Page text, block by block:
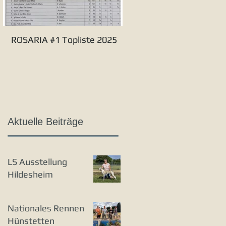
ROSARIA #1 Topliste 2025
Aktuelle Beiträge
LS Ausstellung
Hildesheim
Nationales Rennen
Hünstetten